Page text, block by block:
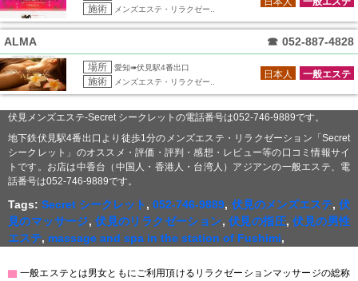
施術 メンズエステ・リラクゼー..
ALMA ☎ 052-887-4828
場所 愛知➠伏見駅4番出口
施術 メンズエステ・リラクゼー..
一般エステ
日本人
伏見メンズエステ-Secret シークレットの電話番号は052-746-9889です。
地下鉄伏見駅4番出口より徒歩1分のメンズエステ・リラクゼーション「Secret
シークレット」のオススメ・評価・評判・感想・レビュー等の口コミ情報サイ
トです。お店は中香台（中国人・香港人・台湾人）アジアンの一般エステ、電
話番号は052-746-9889です。
Tags:Secret シークレット ,052-746-9889, 伏見のメンズエステ,伏
見のマッサージ,伏見のリラクゼーション,伏見の指圧,伏見の男性
エステ, massage and spa in the station of Fushimi,
▇ 一般エステとは男女ともにご利用頂けるリラクゼーションマッサージの総称